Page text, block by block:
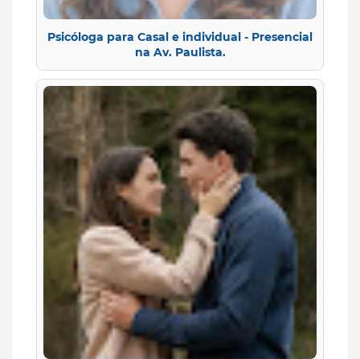
Psicóloga para Casal e individual - Presencial
na Av. Paulista.